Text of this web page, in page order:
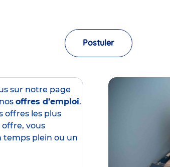
Postuler
sur notre page
offres d’emploi.
offres les plus
vous
temps plein ou un